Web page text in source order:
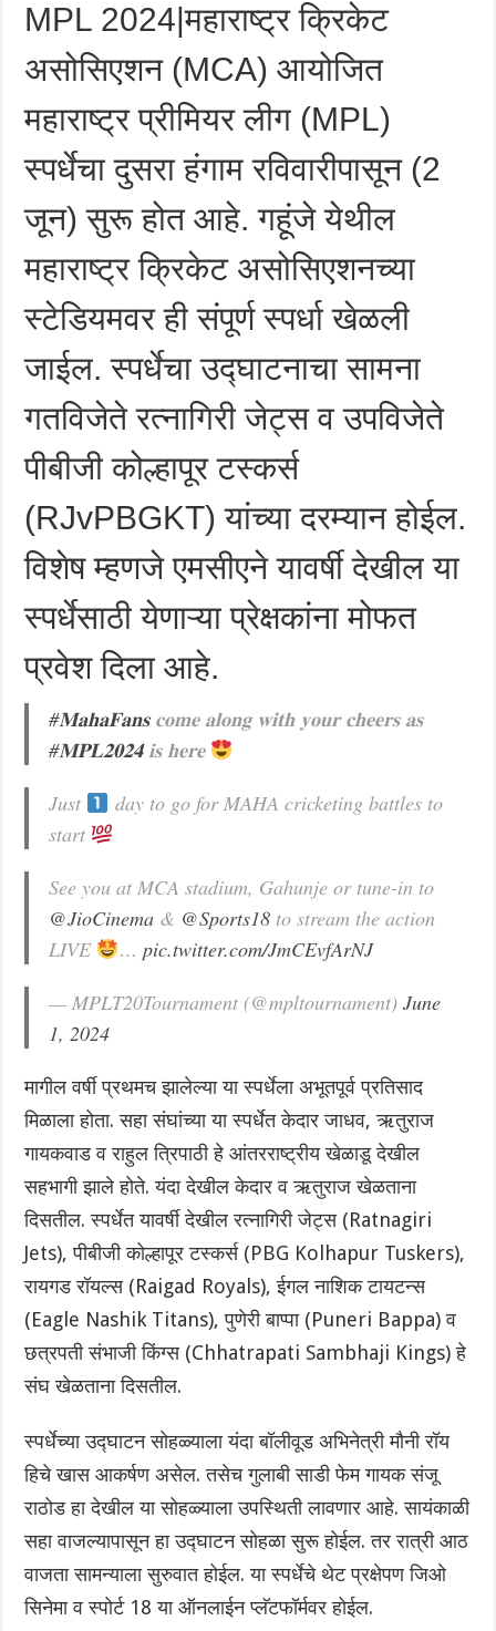
MPL 2024|महाराष्ट्र क्रिकेट
असोसिएशन (MCA) आयोजित
महाराष्ट्र प्रीमियर लीग (MPL)
स्पर्धेचा दुसरा हंगाम रविवारीपासून (2
जून) सुरू होत आहे. गहूंजे येथील
महाराष्ट्र क्रिकेट असोसिएशनच्या
स्टेडियमवर ही संपूर्ण स्पर्धा खेळली
जाईल. स्पर्धेचा उद्घाटनाचा सामना
गतविजेते रत्नागिरी जेट्स व उपविजेते
पीबीजी कोल्हापूर टस्कर्स
(RJvPBGKT) यांच्या दरम्यान होईल.
विशेष म्हणजे एमसीएने यावर्षी देखील या
स्पर्धेसाठी येणाऱ्या प्रेक्षकांना मोफत
प्रवेश दिला आहे.
#𝐌𝐚𝐡𝐚𝐅𝐚𝐧𝐬𝐜𝐨𝐦𝐞 𝐚𝐥𝐨𝐧𝐠 𝐰𝐢𝐭𝐡 𝐲𝐨𝐮𝐫 𝐜𝐡𝐞𝐞𝐫𝐬 𝐚𝐬
#𝐌𝐏𝐋𝟐𝟎𝟐𝟒𝐢𝐬 𝐡𝐞𝐫𝐞
Just
day to go for MAHA cricketing battles to
start
See you at MCA stadium, Gahunje or tune-in to
@JioCinema & @Sports18 to stream the action
LIVE
… pic.twitter.com/JmCEvfArNJ
— MPLT20Tournament (@mpltournament)June
1, 2024
मागील वर्षी प्रथमच झालेल्या या स्पर्धेला अभूतपूर्व प्रतिसाद
मिळाला होता. सहा संघांच्या या स्पर्धेत केदार जाधव, ऋतुराज
गायकवाड व राहुल त्रिपाठी हे आंतरराष्ट्रीय खेळाडू देखील
सहभागी झाले होते. यंदा देखील केदार व ऋतुराज खेळताना
दिसतील. स्पर्धेत यावर्षी देखील रत्नागिरी जेट्स (Ratnagiri
Jets), पीबीजी कोल्हापूर टस्कर्स (PBG Kolhapur Tuskers),
रायगड रॉयल्स (Raigad Royals), ईगल नाशिक टायटन्स
(Eagle Nashik Titans), पुणेरी बाप्पा (Puneri Bappa) व
छत्रपती संभाजी किंग्स (Chhatrapati Sambhaji Kings) हे
संघ खेळताना दिसतील.
स्पर्धेच्या उद्घाटन सोहळ्याला यंदा बॉलीवूड अभिनेत्री मौनी रॉय
हिचे खास आकर्षण असेल. तसेच गुलाबी साडी फेम गायक संजू
राठोड हा देखील या सोहळ्याला उपस्थिती लावणार आहे. सायंकाळी
सहा वाजल्यापासून हा उद्घाटन सोहळा सुरू होईल. तर रात्री आठ
वाजता सामन्याला सुरुवात होईल. या स्पर्धेचे थेट प्रक्षेपण जिओ
सिनेमा व स्पोर्ट 18 या ऑनलाईन प्लॅटफॉर्मवर होईल.